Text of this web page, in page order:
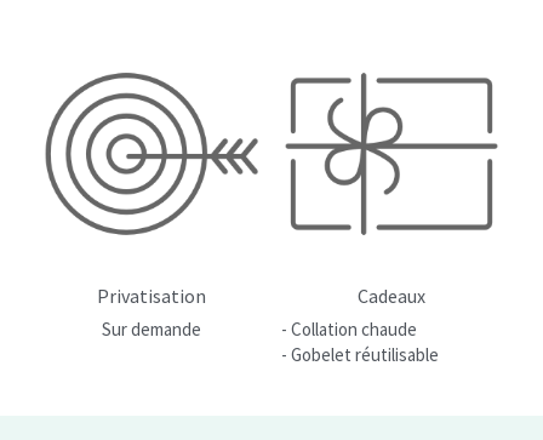
Privatisation
Sur demande
Cadeaux
- Collation chaude
- Gobelet réutilisable